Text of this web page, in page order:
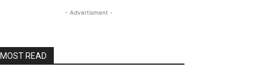
- Advertisment -
MOST READ